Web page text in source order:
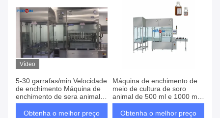
Vídeo
5-30 garrafas/min Velocidade
de enchimento Máquina de
enchimento de sera animal
com detecção completa de
garrafas
Obtenha o melhor preço
Máquina de enchimento de
meio de cultura de soro
animal de 500 ml e 1000 ml
para FBS para a Austrália
Obtenha o melhor preço